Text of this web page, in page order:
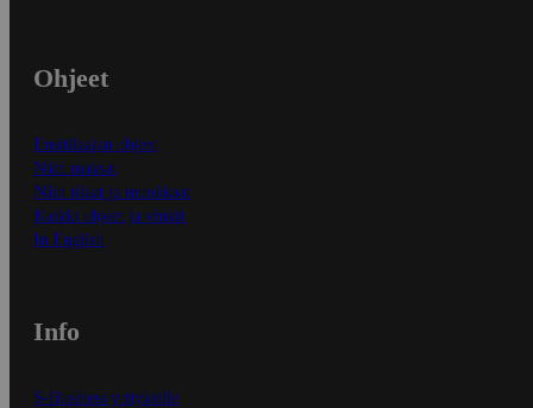
Ohjeet
Ensitilaajan ohjeet
Näin maksat
Näin tilaat ja muokkaat
Kaikki ohjeet ja vinkit
In English
Info
S-Business yrityksille